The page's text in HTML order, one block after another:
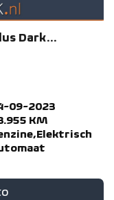
Dark...
09-2023
KM